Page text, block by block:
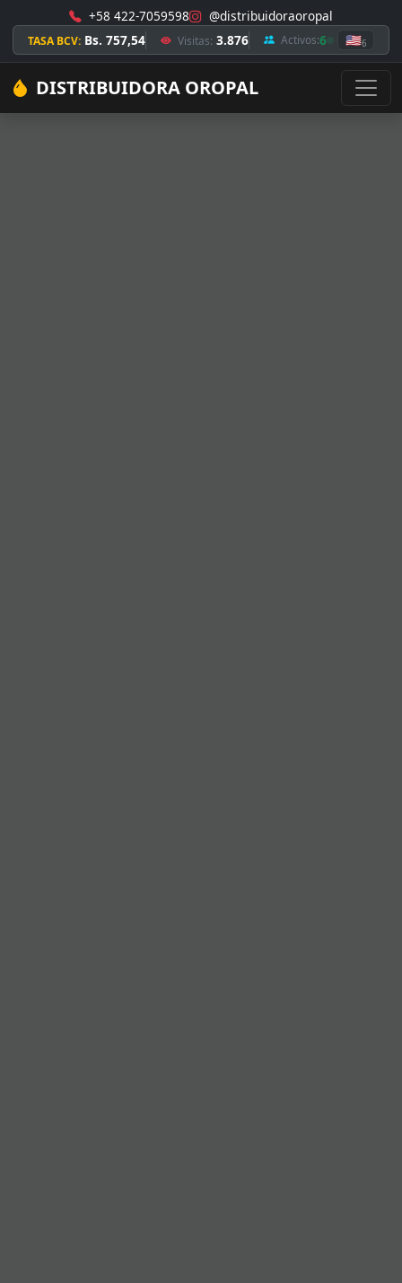
+58 422-7059598 @distribuidoraoropal
TASA BCV: Bs. 757,54 Visitas: 3.876 Activos:6 🇺🇸6
DISTRIBUIDORA OROPAL